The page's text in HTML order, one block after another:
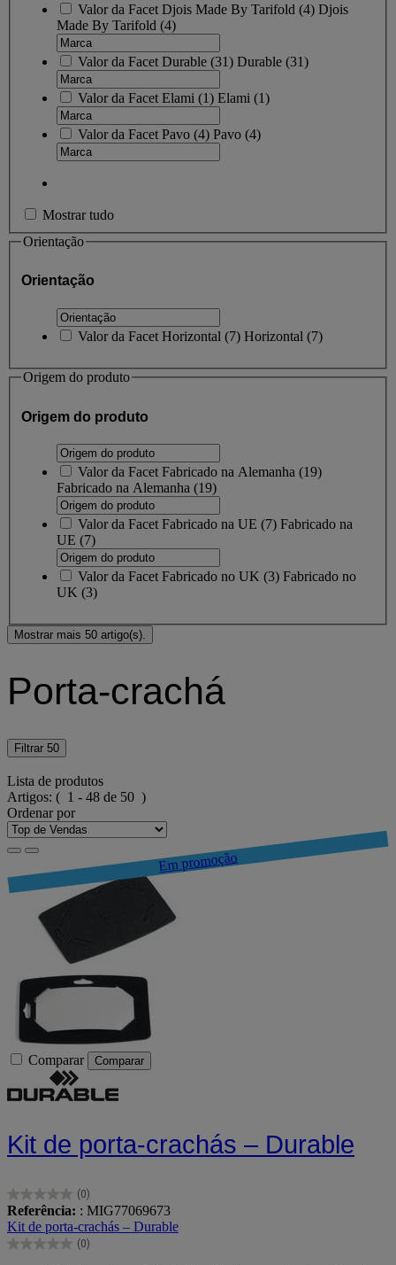
Valor da Facet Djois Made By Tarifold (4) Djois
Made By Tarifold (4)
Valor da Facet Durable (31) Durable (31)
Valor da Facet Elami (1) Elami (1)
Valor da Facet Pavo (4) Pavo (4)
Mostrar tudo
Orientação
Orientação
Valor da Facet Horizontal (7) Horizontal (7)
Origem do produto
Origem do produto
Valor da Facet Fabricado na Alemanha (19)
Fabricado na Alemanha (19)
Valor da Facet Fabricado na UE (7) Fabricado na
UE (7)
Valor da Facet Fabricado no UK (3) Fabricado no
UK (3)
Mostrar mais 50 artigo(s).
Porta-crachá
Filtrar 50
Lista de produtos
Artigos: ( 1 - 48 de 50 )
Ordenar por
Em promoção
Comparar Comparar
Kit de porta-crachás – Durable
(0)
0.0
em
5
estrelas.
Referência: : MIG77069673
Kit de porta-crachás – Durable
(0)
0.0